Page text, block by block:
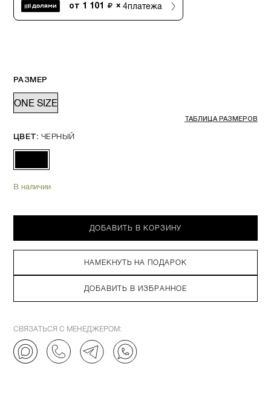
от 1 101 × 4платежа
РАЗМЕР
ONE SIZE
ТАБЛИЦА РАЗМЕРОВ
ЦВЕТ: ЧЕРНЫЙ
В наличии
ДОБАВИТЬ В КОРЗИНУ
НАМЕКНУТЬ НА ПОДАРОК
ДОБАВИТЬ В ИЗБРАННОЕ
СВЯЗАТЬСЯ С МЕНЕДЖЕРОМ: